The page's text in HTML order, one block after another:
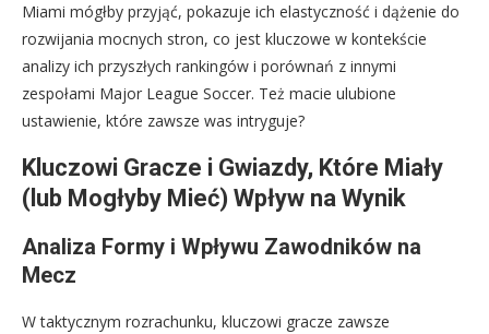
Miami mógłby przyjąć, pokazuje ich elastyczność i dążenie do
rozwijania mocnych stron, co jest kluczowe w kontekście
analizy ich przyszłych rankingów i porównań z innymi
zespołami Major League Soccer. Też macie ulubione
ustawienie, które zawsze was intryguje?
Kluczowi Gracze i Gwiazdy, Które Miały
(lub Mogłyby Mieć) Wpływ na Wynik
Analiza Formy i Wpływu Zawodników na
Mecz
W taktycznym rozrachunku, kluczowi gracze zawsze